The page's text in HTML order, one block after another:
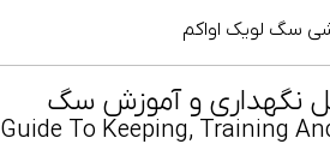
سگ لویک اواکم
نگهداری و آموزش سگ
To Keeping, Training